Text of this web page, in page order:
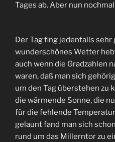
Tages ab. Aber nun
Der Tag fing jedenfalls sehr
wunderschönes Wetter
auch wenn die Gradzahlen
waren, daß man sich
um den Tag überstehen zu
die wärmende Sonne, die
für die fehlende
gelaunt fand man sich
rund um das Millerntor zu